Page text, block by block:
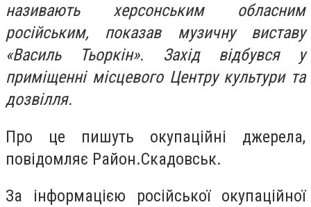
називають херсонським обласним
російським, показав музичну виставу
«Василь Тьоркін». Захід відбувся у
приміщенні місцевого Центру культури та
дозвілля.
Про це пишуть окупаційні джерела,
повідомляє Район.Скадовськ.
За інформацією російської окупаційної